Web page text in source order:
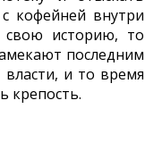
кофейней внутри
историю, то
последним
и то время
крепость.